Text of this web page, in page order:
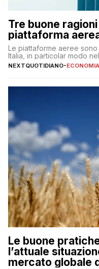
Tre buone
piattaforma
Le piattaforme aeree
Italia, in particolar modo
NEXTQUOTIDIANO-ECONOMIA
Le buone
l’attuale
mercato globale